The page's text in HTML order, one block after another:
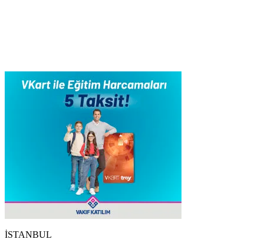
İSTANBUL